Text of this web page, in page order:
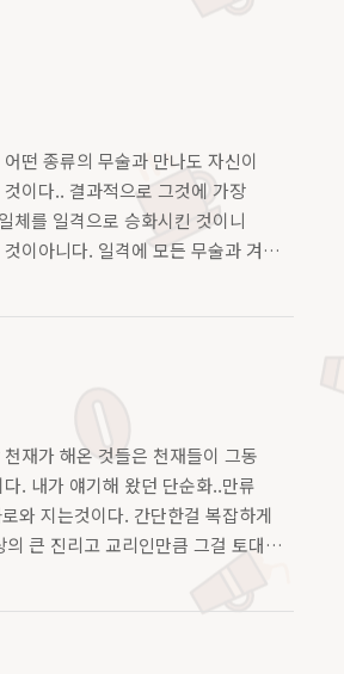
떤 종류의 무술과 만나도 자신이
이다.. 결과적으로 그것에 가장
체를 일격으로 승화시킨 것이니
이아니다. 일격에 모든 무술과 겨
재가 해온 것들은 천재들이 그동
. 내가 얘기해 왔던 단순화..만류
와 지는것이다. 간단한걸 복잡하게
큰 진리고 교리인만큼 그걸 토대